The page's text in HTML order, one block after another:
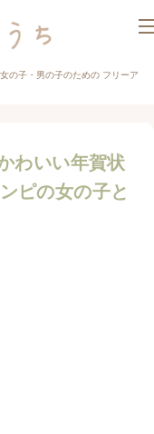
の子・男の子のための フリーア
わいい年賀状
ピの女の子と